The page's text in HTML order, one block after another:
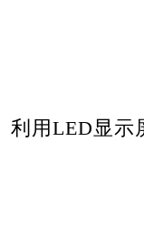
用LED显